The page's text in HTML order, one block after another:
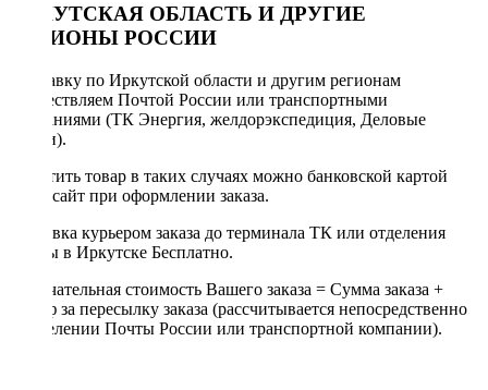
ИРКУТСКАЯ ОБЛАСТЬ И ДРУГИЕ
РЕГИОНЫ РОССИИ
Отправку по Иркутской области и другим регионам
осуществляем Почтой России или транспортными
компаниями (ТК Энергия, желдорэкспедиция, Деловые
линии).
Оплатить товар в таких случаях можно банковской картой
через сайт при оформлении заказа.
Доставка курьером заказа до терминала ТК или отделения
Почты в Иркутске Бесплатно.
Окончательная стоимость Вашего заказа = Сумма заказа +
Тариф за пересылку заказа (рассчитывается непосредственно
в отделении Почты России или транспортной компании).